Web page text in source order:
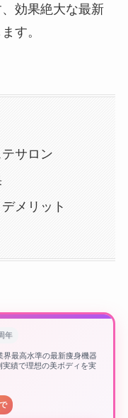
効果絶大な最新
す。
サロン
メリット
年
界最高水準の最新痩身機器
績で理想の美ボディを実